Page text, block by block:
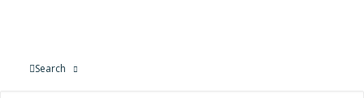
Search
forsøg under kontrollerede forhold, indhente